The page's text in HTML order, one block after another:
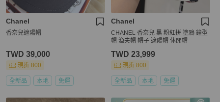
Chanel
香奈兒遮陽帽
TWD 39,000
現折 800
全新品 本地 免運
Chanel
CHANEL 香奈兒 黑 粉紅拼 塗鴉 鐘型
帽 漁夫帽 帽子 遮陽帽 休閒帽
TWD 23,999
現折 800
全新品 本地 免運